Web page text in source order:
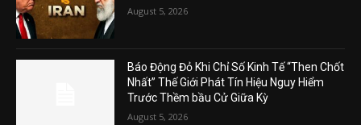
August 5, 2026
Báo Động Đỏ Khi Chỉ Số Kinh Tế “Then Chốt
Nhất” Thế Giới Phát Tín Hiệu Nguy Hiểm
Trước Thềm bầu Cử Giữa Kỳ
August 5, 2026